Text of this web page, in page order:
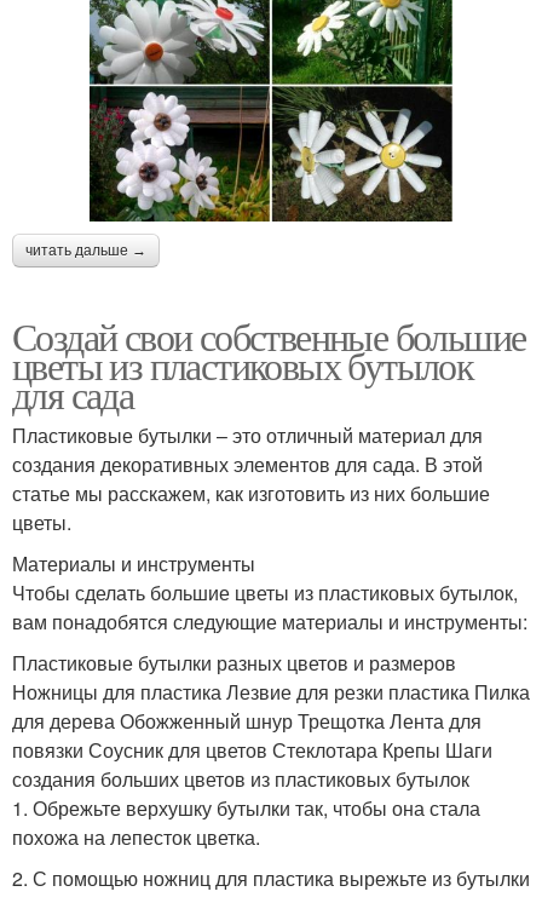
читать дальше →
Создай свои собственные большие
цветы из пластиковых бутылок
для сада
Пластиковые бутылки – это отличный материал для
создания декоративных элементов для сада. В этой
статье мы расскажем, как изготовить из них большие
цветы.
Материалы и инструменты
Чтобы сделать большие цветы из пластиковых бутылок,
вам понадобятся следующие материалы и инструменты:
Пластиковые бутылки разных цветов и размеров
Ножницы для пластика Лезвие для резки пластика Пилка
для дерева Обожженный шнур Трещотка Лента для
повязки Соусник для цветов Стеклотара Крепы Шаги
создания больших цветов из пластиковых бутылок
1. Обрежьте верхушку бутылки так, чтобы она стала
похожа на лепесток цветка.
2. С помощью ножниц для пластика вырежьте из бутылки